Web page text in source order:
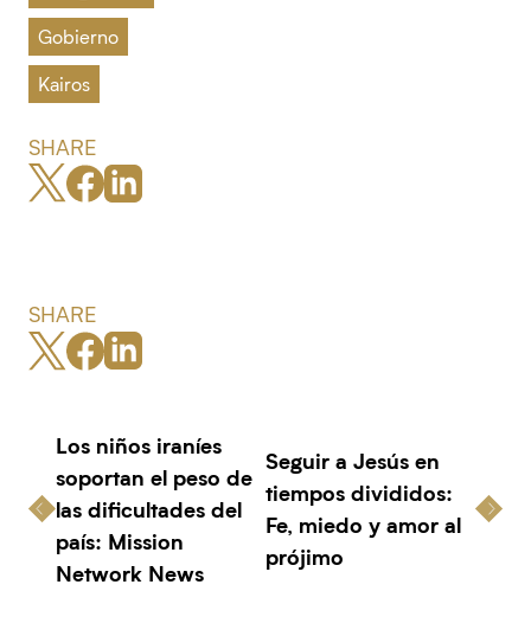
Gobierno
Kairos
SHARE
SHARE
Los niños iraníes
soportan el peso de
las dificultades del
país: Mission
Network News
Seguir a Jesús en
tiempos divididos:
Fe, miedo y amor al
prójimo